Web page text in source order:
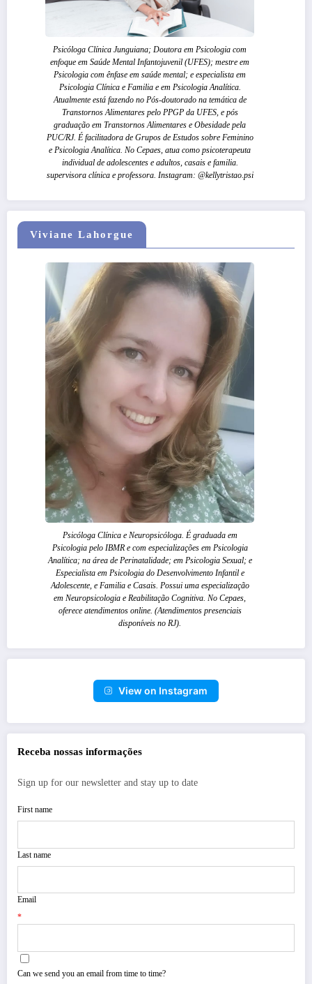
Psicóloga Clínica Junguiana; Doutora em Psicologia com
enfoque em Saúde Mental Infantojuvenil (UFES); mestre em
Psicologia com ênfase em saúde mental; e especialista em
Psicologia Clínica e Familia e em Psicologia Analítica.
Atualmente está fazendo no Pós-doutorado na temática de
Transtornos Alimentares pelo PPGP da UFES, e pós
graduação em Transtornos Alimentares e Obesidade pela
PUC/RJ. É facilitadora de Grupos de Estudos sobre Feminino
e Psicologia Analítica. No Cepaes, atua como psicoterapeuta
individual de adolescentes e adultos, casais e familia.
supervisora clínica e professora. Instagram: @kellytristao.psi
Viviane Lahorgue
Psicóloga Clínica e Neuropsicóloga. É graduada em
Psicologia pelo IBMR e com especializações em Psicologia
Analítica; na área de Perinatalidade; em Psicologia Sexual; e
Especialista em Psicologia do Desenvolvimento Infantil e
Adolescente, e Familia e Casais. Possui uma especialização
em Neuropsicologia e Reabilitação Cognitiva. No Cepaes,
oferece atendimentos online. (Atendimentos presenciais
disponíveis no RJ).
View on Instagram
Receba nossas informações
Sign up for our newsletter and stay up to date
First name
Last name
Email
*
Can we send you an email from time to time?